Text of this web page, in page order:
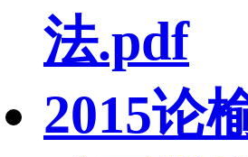
法.pdf
2015论